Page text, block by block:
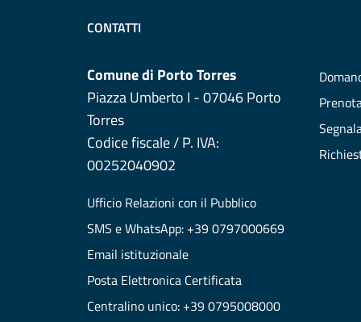
CONTATTI
Comune di Porto Torres
Piazza Umberto I - 07046 Porto
Torres
Codice fiscale / P. IVA:
00252040902
Ufficio Relazioni con il Pubblico
SMS e WhatsApp: +39 0797000669
Email istituzionale
Posta Elettronica Certificata
Centralino unico: +39 0795008000